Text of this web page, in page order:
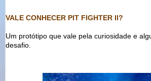
VALE CONHECER PIT FIGHTER II?
Um protótipo que vale pela curiosidade e
desafio.